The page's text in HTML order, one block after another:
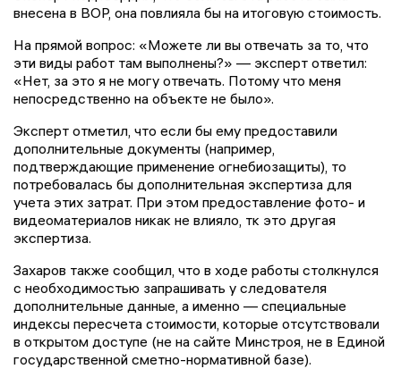
внесена в ВОР, она повлияла бы на итоговую стоимость.
На прямой вопрос: «Можете ли вы отвечать за то, что
эти виды работ там выполнены?» — эксперт ответил:
«Нет, за это я не могу отвечать. Потому что меня
непосредственно на объекте не было».
Эксперт отметил, что если бы ему предоставили
дополнительные документы (например,
подтверждающие применение огнебиозащиты), то
потребовалась бы дополнительная экспертиза для
учета этих затрат. При этом предоставление фото- и
видеоматериалов никак не влияло, тк это другая
экспертиза.
Захаров также сообщил, что в ходе работы столкнулся
с необходимостью запрашивать у следователя
дополнительные данные, а именно — специальные
индексы пересчета стоимости, которые отсутствовали
в открытом доступе (не на сайте Минстроя, не в Единой
государственной сметно-нормативной базе).